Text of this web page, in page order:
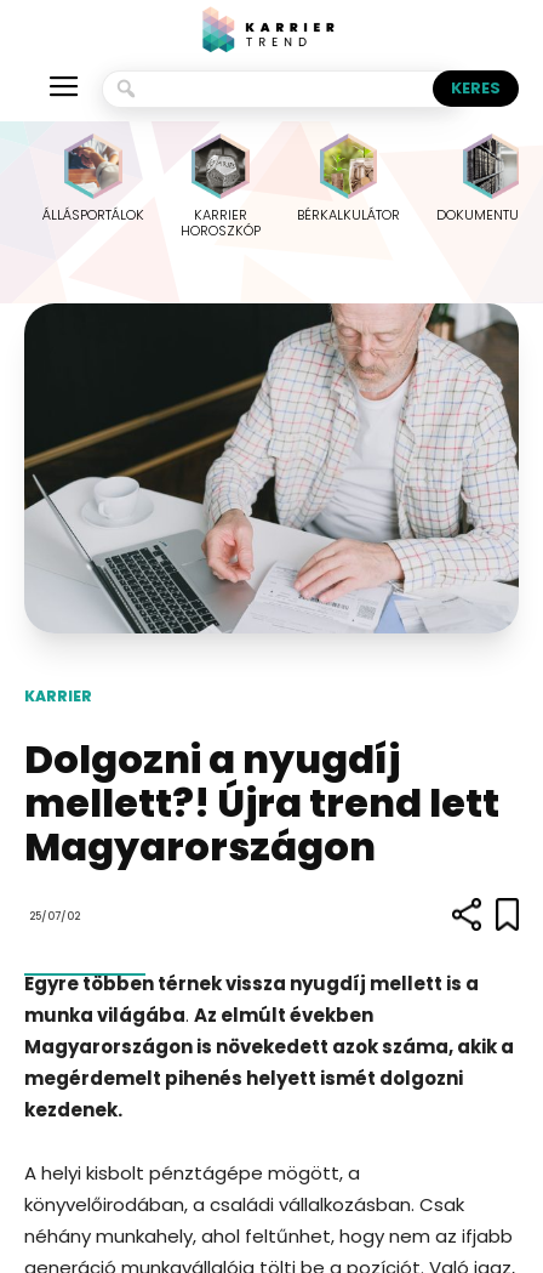
ÁLLÁSPORTÁLOK
KARRIER
HOROSZKÓP
BÉRKALKULÁTOR
KARRIER
Dolgozni a nyugdíj
mellett?! Újra trend lett
Magyarországon
25/07/02
Egyre többen térnek vissza nyugdíj mellett is a
munka világába. Az elmúlt években
Magyarországon is növekedett azok száma, akik a
megérdemelt pihenés helyett ismét dolgozni
kezdenek.
A helyi kisbolt pénztágépe mögött, a
könyvelőirodában, a családi vállalkozásban. Csak
néhány munkahely, ahol feltűnhet, hogy nem az ifjabb
generáció munkavállalója tölti be a pozíciót. Való igaz,